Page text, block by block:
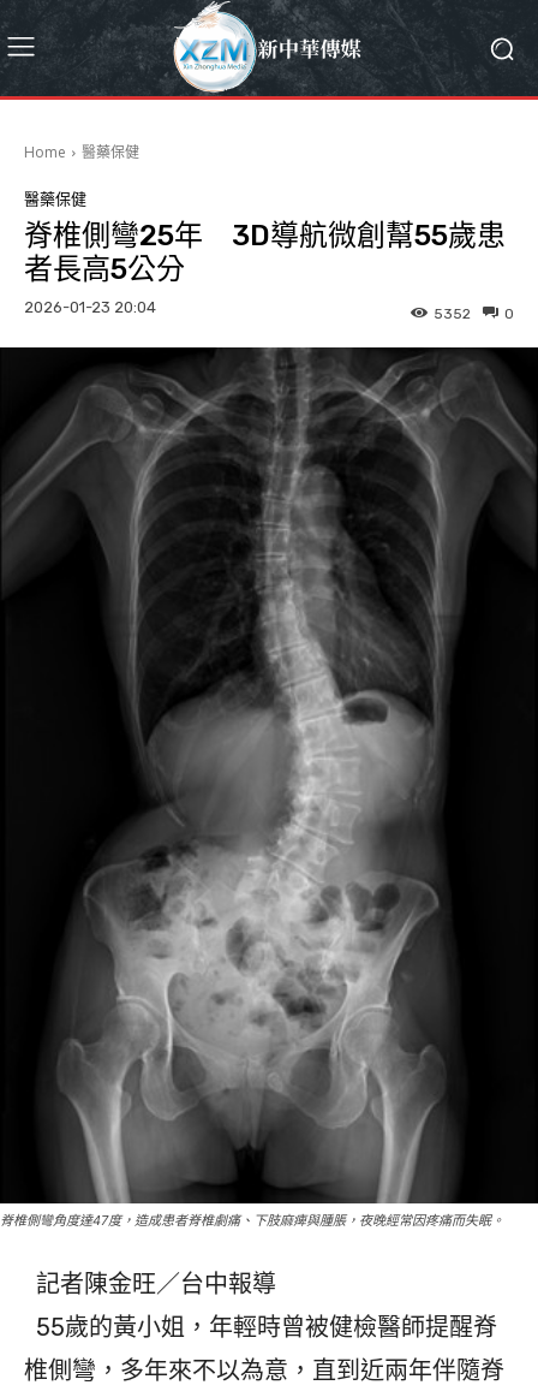
Home 醫藥保健
醫藥保健
脊椎側彎25年 3D導航微創幫55歲患
者長高5公分
2026-01-23 20:04 0
5352
脊椎側彎角度達47度，造成患者脊椎劇痛、下肢麻痺與腫脹，夜晚經常因疼痛而失眠。
記者陳金旺／台中報導
55歲的黃小姐，年輕時曾被健檢醫師提醒脊
椎側彎，多年來不以為意，直到近兩年伴隨脊